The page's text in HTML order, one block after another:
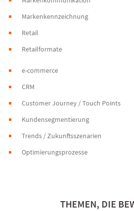
Markenkennzeichnung
Retail
Retailformate
e-commerce
CRM
Customer Journey / Touch Points
Kundensegmentierung
Trends / Zukunftsszenarien
Optimierungsprozesse
THEMEN, DIE